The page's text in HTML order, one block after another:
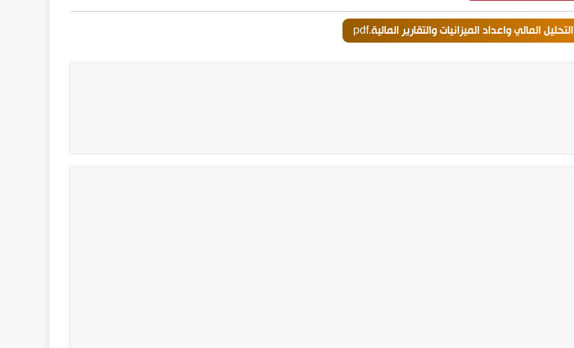
التحليل المالي واعداد الميزانيات والتقارير المالية.pdf